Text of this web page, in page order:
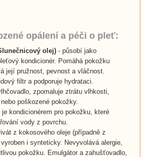
opálení a péči o pleť:
olej)- působí jako
kondicionér. Pomáhá pokožku
její pružnost, pevnost a vláčnost.
filtr a podporuje hydrataci.
zpomaluje ztrátu vlhkosti,
poškozené pokožky.
kondicionérem pro pokožku, které
vody z povrchu.
z kokosového oleje (případně z
i synteticky. Nevyvolává alergie,
pokožku. Emulgátor a zahušťovadlo,